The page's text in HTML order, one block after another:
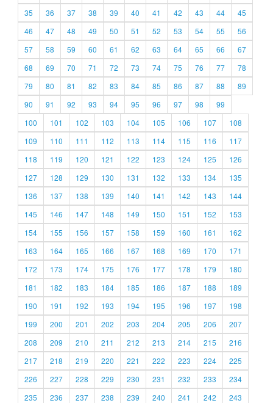
35
36 37 38 39 40 41 42 43 44
45
46
47 48 49 50 51 52 53 54 55
56
57
58 59 60 61 62 63 64 65 66
67
68
69 70 71 72 73 74 75 76 77
78
79
80 81 82 83 84 85 86 87 88
89
90
91 92 93 94 95 96 97 98
99
100
101 102 103 104 105 106 107
108
109
110 111 112 113 114 115 116
117
118
119 120 121 122 123 124 125
126
127
128 129 130 131 132 133 134
135
136
137 138 139 140 141 142 143
144
145
146 147 148 149 150 151 152
153
154
155 156 157 158 159 160 161
162
163
164 165 166 167 168 169 170
171
172
173 174 175 176 177 178 179
180
181
182 183 184 185 186 187 188
189
190
191 192 193 194 195 196 197
198
199
200 201 202 203 204 205 206
207
208
209 210 211 212 213 214 215
216
217
218 219 220 221 222 223 224
225
226
227 228 229 230 231 232 233
234
235
236 237 238 239 240 241 242
243